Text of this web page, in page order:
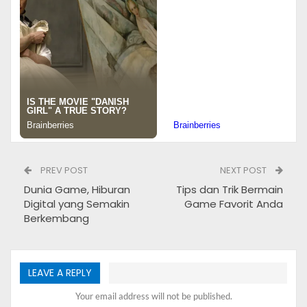
Keunikan dan Kekayaan Rasa Street Food Indonesia
Nusantara
Street food di Indonesia tidak hanya sekadar jajanan
PREV POST
Dunia Game, Hiburan
Digital yang Semakin
Berkembang
NEXT POST
Tips dan Trik Bermain
Game Favorit Anda
LEAVE A REPLY
Your email address will not be published.